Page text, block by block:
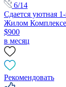
6/14
Сдается уютная
Жилом
$900
в месяц
Рекомендовать